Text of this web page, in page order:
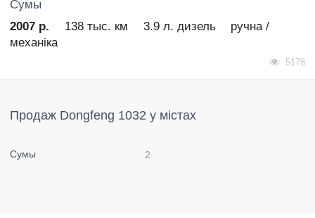
Сумы
2007 р.
138 тыс. км 3.9 л. дизель
ручна /
механіка
5178
Продаж Dongfeng 1032 у містах
Сумы 2